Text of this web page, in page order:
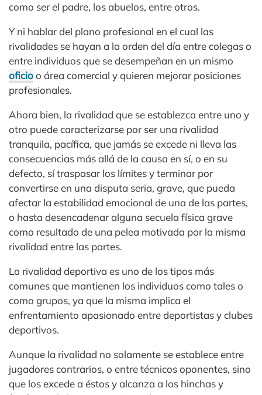
como ser el padre, los abuelos, entre otros.
Y ni hablar del plano profesional en el cual las
rivalidades se hayan a la orden del día entre colegas o
entre individuos que se desempeñan en un mismo
oficioo área comercial y quieren mejorar posiciones
profesionales.
Ahora bien, la rivalidad que se establezca entre uno y
otro puede caracterizarse por ser una rivalidad
tranquila, pacífica, que jamás se excede ni lleva las
consecuencias más allá de la causa en sí, o en su
defecto, sí traspasar los límites y terminar por
convertirse en una disputa seria, grave, que pueda
afectar la estabilidad emocional de una de las partes,
o hasta desencadenar alguna secuela física grave
como resultado de una pelea motivada por la misma
rivalidad entre las partes.
La rivalidad deportiva es uno de los tipos más
comunes que mantienen los individuos como tales o
como grupos, ya que la misma implica el
enfrentamiento apasionado entre deportistas y clubes
deportivos.
Aunque la rivalidad no solamente se establece entre
jugadores contrarios, o entre técnicos oponentes, sino
que los excede a éstos y alcanza a los hinchas y